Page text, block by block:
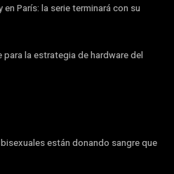
París: la serie terminará con su
la estrategia de hardware del
están donando sangre que